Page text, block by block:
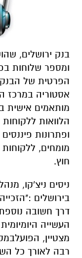
ומספר שלוחות
הפרטית של הבנק
אסטוריה במרכז
מותאמים אישית
הלוואות
ופתרונות פיננסים
מומחים,
חוץ.
ניסים ניצ'קו,
בירושלים :"הז
דרך חשובה
העשייה
מצטיין, הפועל
רבה לאורך כל